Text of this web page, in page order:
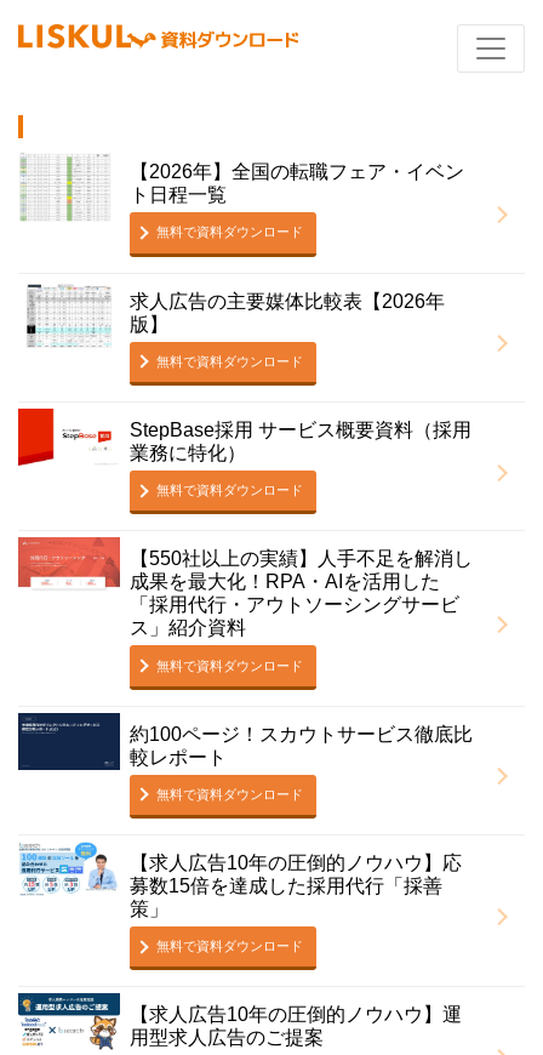
【2026年】全国の転職フェア・イベン
ト日程一覧
無料で資料ダウンロード
求人広告の主要媒体比較表【2026年
版】
無料で資料ダウンロード
StepBase採用 サービス概要資料（採用
業務に特化）
無料で資料ダウンロード
【550社以上の実績】人手不足を解消し
成果を最大化！RPA・AIを活用した
「採用代行・アウトソーシングサービ
ス」紹介資料
無料で資料ダウンロード
約100ページ！スカウトサービス徹底比
較レポート
無料で資料ダウンロード
【求人広告10年の圧倒的ノウハウ】応
募数15倍を達成した採用代行「採善
策」
無料で資料ダウンロード
【求人広告10年の圧倒的ノウハウ】運
用型求人広告のご提案